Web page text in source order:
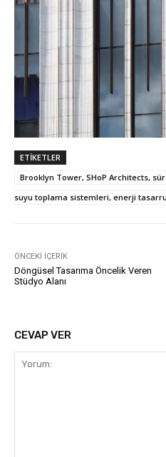
ETIKETLER
Brooklyn Tower, SHoP Architects,
suyu toplama sistemleri, enerji
ÖNCEKI İÇERIK
Döngüsel Tasarıma Öncelik Veren
Stüdyo Alanı
CEVAP VER